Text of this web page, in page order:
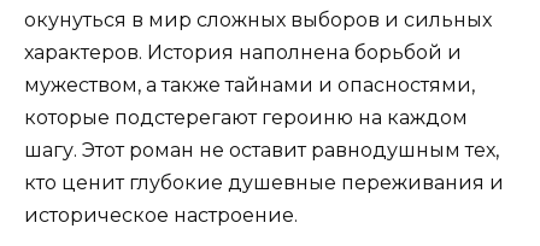
окунуться в мир сложных выборов и сильных
характеров. История наполнена борьбой и
мужеством, а также тайнами и опасностями,
которые подстерегают героиню на каждом
шагу. Этот роман не оставит равнодушным тех,
кто ценит глубокие душевные переживания и
историческое настроение.